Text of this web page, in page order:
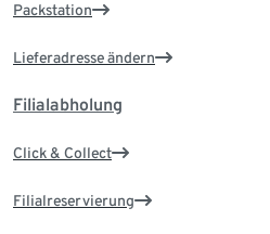
Packstation
Lieferadresse ändern
Filialabholung
Click & Collect
Filialreservierung